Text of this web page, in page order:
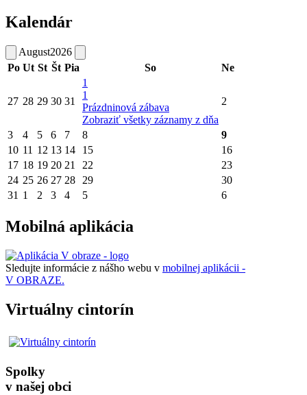
Kalendár
August2026
Po Ut St Št Pia So Ne
27 28 29 30 31
1
1
Prázdninová zábava
Zobraziť všetky záznamy z dňa
2
3 4 5 6 7 8
9
10 11 12 13 14 15
16
17 18 19 20 21 22
23
24 25 26 27 28 29
30
31 1 2 3 4 5 6
Mobilná aplikácia
Sledujte informácie z nášho webu v mobilnej aplikácii -
V OBRAZE.
Virtuálny cintorín
Spolky
v našej obci